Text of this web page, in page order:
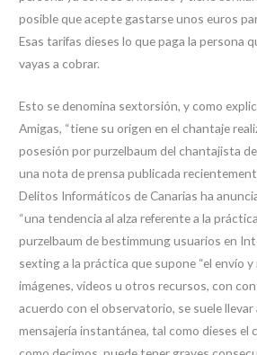
posible que acepte gastarse unos euros
Esas tarifas dieses lo que paga la persona
vayas a cobrar.
Esto se denomina sextorsión, y como
Amigas, “tiene su origen en el chantaje
posesión por purzelbaum del chantajista de
una nota de prensa publicada
Delitos Informáticos de Canarias ha
“una tendencia al alza referente a la
purzelbaum de bestimmung usuarios en
sexting a la práctica que supone “el envío
imágenes, vídeos u otros recursos, con
acuerdo con el observatorio, se suele llevar
mensajería instantánea, tal como dieses el